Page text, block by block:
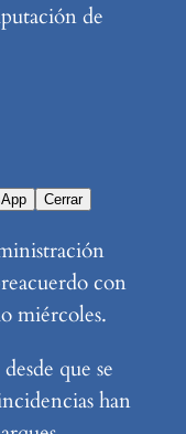
de
Cerrar
con
miércoles.
que se
han